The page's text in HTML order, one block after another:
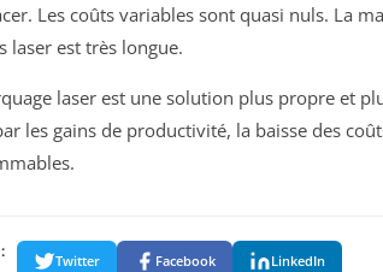
Les coûts variables sont quasi nuls. La
laser est très longue.
laser est une solution plus propre et
les gains de productivité, la baisse des
Twitter Facebook LinkedIn